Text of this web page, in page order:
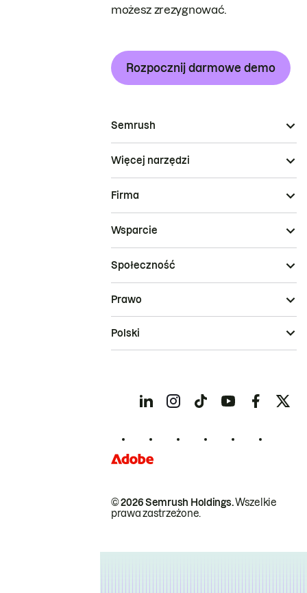
możesz zrezygnować.
Rozpocznij darmowe demo
Semrush
Więcej narzędzi
Firma
Wsparcie
Społeczność
© 2026 Semrush Holdings.Wszelkie
prawa zastrzeżone.
Prawo
Polski